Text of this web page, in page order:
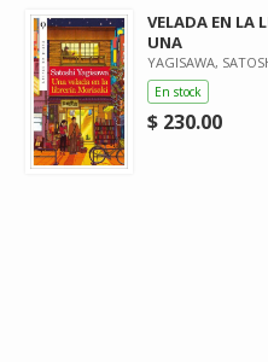
VELADA EN LA
UNA
YAGISAWA,
En stock
$ 230.00